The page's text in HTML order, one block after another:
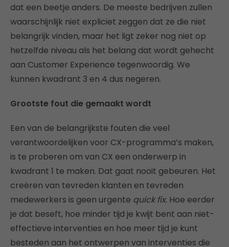
dat een beetje anders. De meeste bedrijven zullen
waarschijnlijk niet expliciet zeggen dat ze die niet
belangrijk vinden, maar het ligt zeker nog niet op
hetzelfde niveau als het belang dat wordt gehecht
aan Customer Experience tegenwoordig. We
kunnen kwadrant 3 en 4 dus negeren.
Grootste fout die gemaakt wordt
Een van de belangrijkste fouten die veel
verantwoordelijken voor CX-programma’s maken,
is te proberen om van CX een onderwerp in
kwadrant 1 te maken. Dat gaat nooit gebeuren. Het
creëren van tevreden klanten en tevreden
medewerkers is geen urgente quick fix. Hoe eerder
je dat beseft, hoe minder tijd je kwijt bent aan niet-
effectieve interventies en hoe meer tijd je kunt
besteden aan het ontwerpen van interventies die